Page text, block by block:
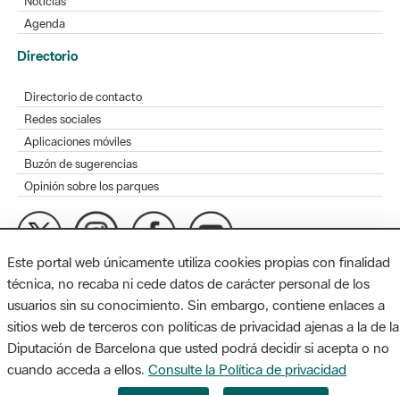
Agenda
Directorio
Directorio de contacto
Redes sociales
Aplicaciones móviles
Buzón de sugerencias
Opinión sobre los parques
MAPA WEB
Diputación de Barcelona. Edifici Llacuna, 1a planta. Badajoz, 49.
08005 Barcelona. Tel. 934 022 428 / xarxaparcs@diba.cat
Este portal web únicamente utiliza cookies propias con finalidad
técnica, no recaba ni cede datos de carácter personal de los
usuarios sin su conocimiento. Sin embargo, contiene enlaces a
sitios web de terceros con políticas de privacidad ajenas a la de la
Diputación de Barcelona que usted podrá decidir si acepta o no
cuando acceda a ellos. Consulte la Política de privacidad